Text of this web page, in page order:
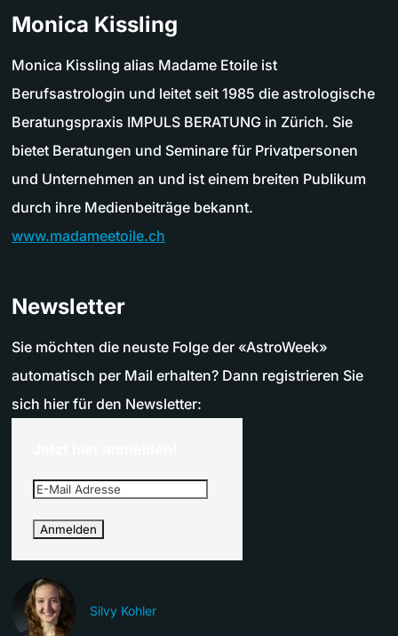
Monica Kissling
Monica Kissling alias Madame Etoile ist
Berufsastrologin und leitet seit 1985 die astrologische
Beratungspraxis IMPULS BERATUNG in Zürich. Sie
bietet Beratungen und Seminare für Privatpersonen
und Unternehmen an und ist einem breiten Publikum
durch ihre Medienbeiträge bekannt.
www.madameetoile.ch
Newsletter
Sie möchten die neuste Folge der «AstroWeek»
automatisch per Mail erhalten? Dann registrieren Sie
sich hier für den Newsletter:
Silvy Kohler